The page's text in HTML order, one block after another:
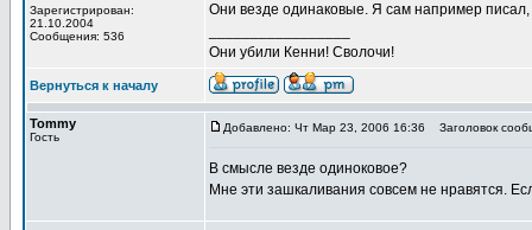
Зарегистрирован:
21.10.2004
Сообщения: 536
Они везде одинаковые. Я сам например
Они убили Кенни! Сволочи!
Вернуться к началу
Tommy
Гость
Добавлено: Чт Мар 23, 2006 16:36 Заголовок
В смысле везде одиноковое?
Мне эти зашкаливания совсем не нравятся.